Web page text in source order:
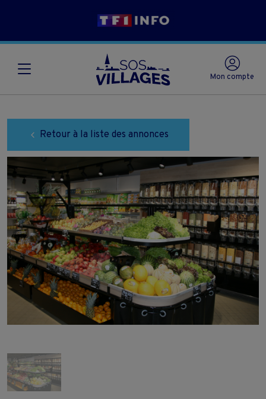
Mon compte
Retour à la liste des annonces